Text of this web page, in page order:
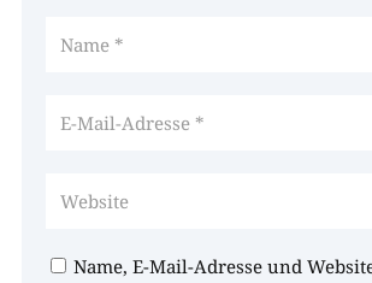
Name, E-Mail-Adresse und